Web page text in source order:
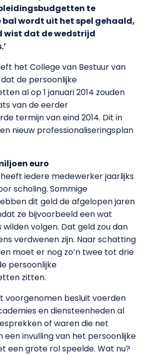
te
bal wordt uit het spel gehaald,
wist dat de wedstrijd
het College van Bestuur van
de persoonlijke
al op 1 januari 2014 zouden
van de eerder
termijn van eind 2014. Dit in
nieuw professionaliseringsplan
euro
iedere medewerker jaarlijks
scholing. Sommige
dit geld de afgelopen jaren
ze bijvoorbeeld een wat
volgen. Dat geld zou dan
verdwenen zijn. Naar schatting
moet er nog zo’n twee tot drie
persoonlijke
zitten.
voorgenomen besluit voerden
en diensteenheden al
of waren die net
een invulling van het persoonlijke
een grote rol speelde. Wat nu?